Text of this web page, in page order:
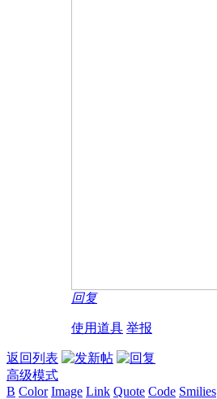
回复
使用道具 举报
返回列表
高级模式
B Color Image Link Quote Code Smilies